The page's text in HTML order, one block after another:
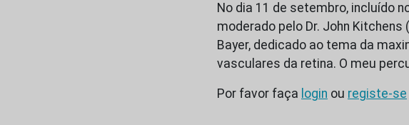
No dia 11 de setembro, incluído
moderado pelo Dr. John
Bayer, dedicado ao tema da
vasculares da retina. O meu
Por favor faça login ou registe-se